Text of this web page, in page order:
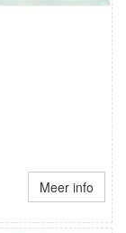
Meer info